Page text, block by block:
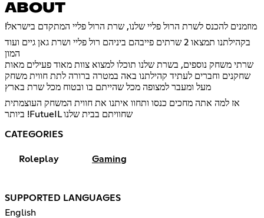
ABOUT
!מוזמנים להכנס לשרת הרול פליי שלנו, שרת הרול פליי המתקדם בישראל
בקהילתנו תמצאו 2 שרתים פייבהם ביניהם רול פליי ושרת גאן גיים ועוד
המון
שרתי משחק נוספים, בשרת שלנו תוכלו למצוא צוות מאוד פעילים מאות
שחקנים וחברים לעתיד קהילתנו באה במטרה ברורה לתת חווית משחק
מעל ומעבר למצופה מכל שהייתם בו ובטוח מכל שרת בארץ
אז למה אתה מחכים כנסו ותחוו איתנו את חווית המשחק העוצמתית
ביותר !FutueIL שחוויתם בבית שלנו
CATEGORIES
Roleplay Gaming
SUPPORTED LANGUAGES
English